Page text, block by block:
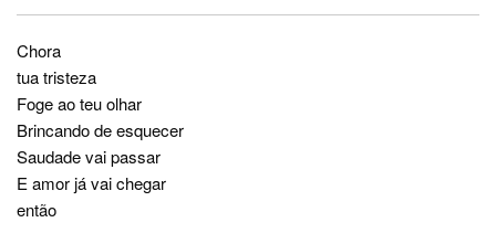
Chora
tua tristeza
Foge ao teu olhar
Brincando de esquecer
Saudade vai passar
E amor já vai chegar
então